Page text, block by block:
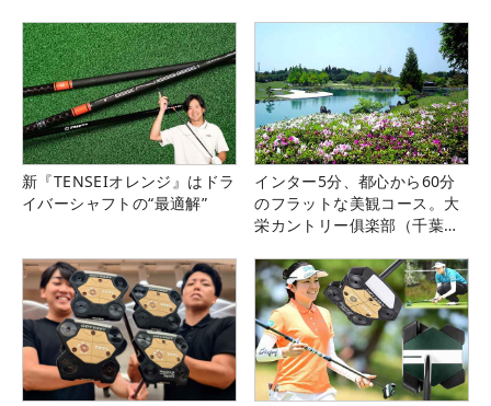
新『TENSEIオレンジ』はドラ
イバーシャフトの“最適解”
インター5分、都心から60分
のフラットな美観コース。大
栄カントリー俱楽部（千葉